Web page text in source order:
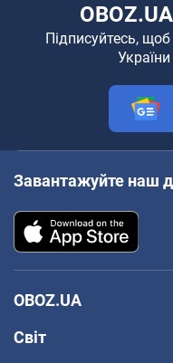
Підписуйтесь, щоб
України
Завантажуйте наш
OBOZ.UA
Світ